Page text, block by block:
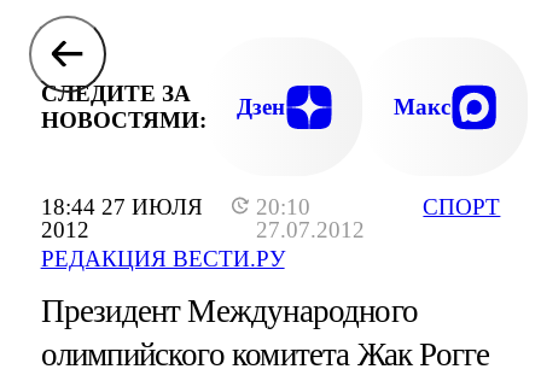
18:44 27 ИЮЛЯ
2012
20:10
27.07.2012
РЕДАКЦИЯ ВЕСТИ.РУ
СПОРТ
СЛЕДИТЕ ЗА
НОВОСТЯМИ:
Дзен Макс
Президент Международного
олимпийского комитета Жак Рогге